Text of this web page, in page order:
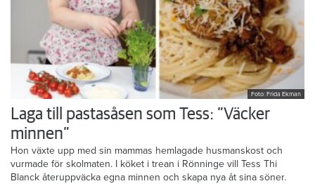
Foto: Frida Ekman
Laga till pastasåsen som Tess: ”Väcker
minnen”
Hon växte upp med sin mammas hemlagade husmanskost och
vurmade för skolmaten. I köket i trean i Rönninge vill Tess Thi
Blanck återuppväcka egna minnen och skapa nya åt sina söner.